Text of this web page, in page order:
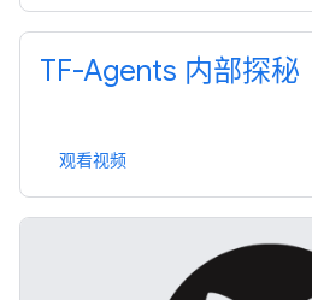
TF-Agents 内部探秘
观看视频